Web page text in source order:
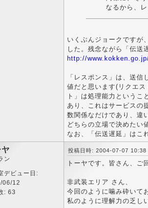
なるから、
いくぶんジョークですが
した。残念ながら「伝送
http://
「レスポンス」は、送
値だと思います(リクエ
ト」は処理能力というこ
あり、これはサービスの
数関係なだけであり、違
どちらの立場で決めたい
なお、「伝送遅延」はこ
ヤ
ン
デビュー日:
06/12
: 63
投稿日時: 2004-07-07 10:38
トーヤです。皆さん、ご
非武装エリア さん、
今回のように噛み砕いて
私のように理解力の乏し